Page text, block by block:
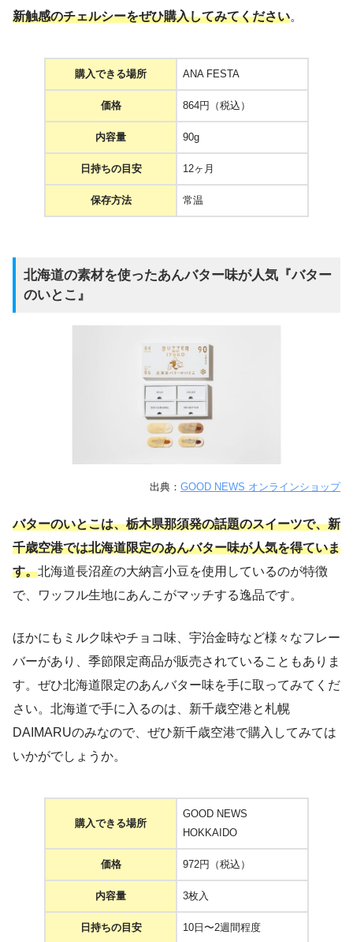
新触感のチェルシーをぜひ購入してみてください。
購入できる場所 ANA FESTA
価格 864円（税込）
内容量 90g
日持ちの目安 12ヶ月
保存方法 常温
北海道の素材を使ったあんバター味が人気『バター
のいとこ』
出典： GOOD NEWS オンラインショップ
バターのいとこは、栃木県那須発の話題のスイーツで、新
千歳空港では北海道限定のあんバター味が人気を得ていま
す。北海道長沼産の大納言小豆を使用しているのが特徴
で、ワッフル生地にあんこがマッチする逸品です。
ほかにもミルク味やチョコ味、宇治金時など様々なフレー
バーがあり、季節限定商品が販売されていることもありま
す。ぜひ北海道限定のあんバター味を手に取ってみてくだ
さい。北海道で手に入るのは、新千歳空港と札幌
DAIMARUのみなので、ぜひ新千歳空港で購入してみては
いかがでしょうか。
購入できる場所
GOOD NEWS
HOKKAIDO
価格 972円（税込）
内容量 3枚入
日持ちの目安 10日〜2週間程度